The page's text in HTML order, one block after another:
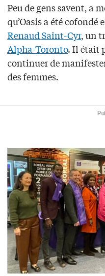
Peu de gens savent, a
qu’Oasis a été cofondé
Renaud Saint-Cyr, un
Alpha-Toronto. Il était
continuer de
des femmes.